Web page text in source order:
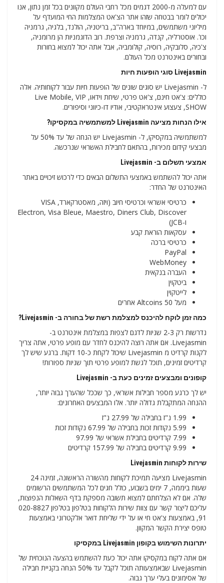
עם למעלה מ-2000 דגמים מכל רחבי העולם מקוונים בכל זמן נתון, אנו
יכולים לומר בבטחה שזהו אתר הצ'אט המצלמות החי המועדף על
מיליוני משתמשים, במיוחד בארה"ב, בריטניה, הולנד, בלגיה, גרמניה
וכו'. אוסטרליה, קנדה, גרמניה וצרפת. רוב הדוגמניות הן מרומניה,
צ'כיה, סלובקיה, רוסיה, קולומביה, אבל אתה יכול למצוא בחורות
ובחורים באינטרנט מכל העולם.
Livejasmin סוגי הופעות חיות
ל- Livejasmin יש סוגים שונים של הופעות חיות עבור לקוחותיה. אלה
כוללים: צ'אט חינם, צ'אט פרטי, שיחת וידאו, Live Mobile, VIP
SHOW, צעצוע אינטראקטיבי, אודיו דו-כיווני וסיפורים.
אילו הנחות מציעה Livejasmin למשתמשיה במקסיקו?
למשתמשיה במקסיקו, ל- Livejasmin יש הנחה של עד 50% על
מבצעי קידום מכירות, בהתאם לחבילת האשראי שנרכשה.
אמצעי תשלום ב- Livejasmin
אתה יכול להשתמש באמצעי התשלום הבאים כדי לרכוש זיכויים באתר
האינטרנט של החדר:
כרטיסי אשראי וכרטיסי חיוב (ויזה, מאסטרקארד, VISA
Electron, Visa Bleue, Maestro, Diners Club, Discover
ו-JCB)
עסקאות הוראת קבע
כרטיסי ברכה
PayPal
WebMoney
העברה בנקאית
ביטקוין
לייטקוין
מעל 50 Altcoins אחרים
כמה זמן לוקח להיכנס למצלמת רשת של בחורה ב- Livejasmin?
נדרשות רק 2-3 שניות לדגם לצפות במצלמת אינטרנט ב-
Livejasmin. אם אתה רוצה להיכנס לחדר עם מופע פרטי, אתה צריך
לקנות קרדיט מ Livejasmin שיכול לקחת כ-10 דקות. ברגע שיש לך
קרדיטים זמינים, תוכל לגשת למופע פרטי תוך שניות ספורות!
קופונים ומבצעים זמינים כעת ב- Livejasmin
יש לך כרגע מספר חבילות אשראי, כך שככל שהערך גבוה יותר,
ההנחה המתקבלת גדולה יותר. אלו המבצעים האחרונים:
1.99 נ"ז בחבילה של 27.99 נ"ז
5.99 נקודות זכות בחבילה של 67.99 נקודות זכות
7.99 קרדיטים בחבילת אשראי של 97.99
9.99 קרדיטים בחבילה של 157.99 קרדיטים
שירות לקוחות Livejasmin
Livejasmin מציעה תמיכת לקוחות מהשורה הראשונה, זמינה 24
שעות ביממה, 7 ימים בשבוע, כולל חגים לכל המשתמשים הרשומים
שלה. אם לא הצלחתם למצוא תשובה מספקת בדף השאלות הנפוצות,
עליכם ליצור קשר עם צוות שירות הלקוחות בטלפון בטלפון 020-8827
91, באמצעות צ'אט חי או על ידי שליחת דואר אלקטרוני באמצעות
טופס יצירת הקשר המקוון.
יתרונות השימוש בקופון Livejasmin במקסיקו
אם אתה לקוח במקסיקו אתה יכול כעת להשתמש בהצעה הנוכחית של
Livejasmin שבאמצעותה תוכל לקבל עד 50% הנחה בקניית חבילה
של אסימונים בעלי ערך גבוה.